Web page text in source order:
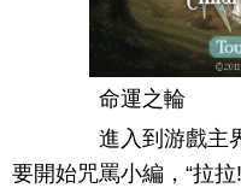
命運之輪
進入到游戲主界
要開始咒罵小編，“拉